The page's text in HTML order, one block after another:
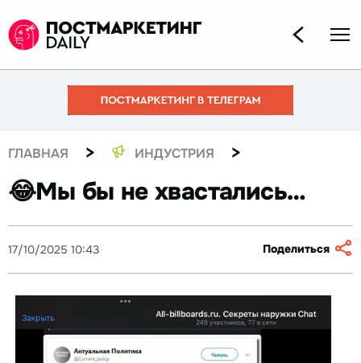
ГЛАВНАЯ > ИНДУСТРИЯ >
😂Мы бы не хвастались…
17/10/2025 10:43 Поделиться